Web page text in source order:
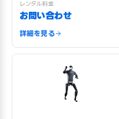
レンタル料金
お問い合わせ
詳細を見る